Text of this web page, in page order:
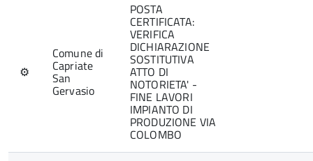
⚙
Comune di
Capriate
San
Gervasio
POSTA
CERTIFICATA:
VERIFICA
DICHIARAZIONE
SOSTITUTIVA
ATTO DI
NOTORIETA' -
FINE LAVORI
IMPIANTO DI
PRODUZIONE VIA
COLOMBO